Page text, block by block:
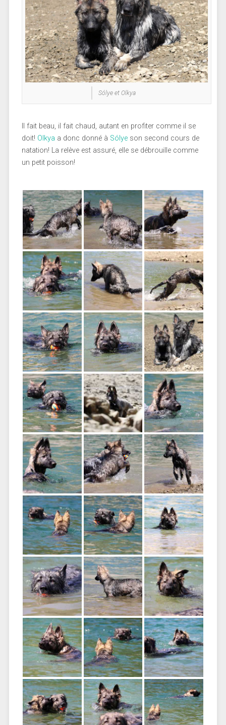
Sólye et Olkya
Il fait beau, il fait chaud, autant en profiter comme il se
doit! Olkya a donc donné à Sólyeson second cours de
natation! La relève est assuré, elle se débrouille comme
un petit poisson!